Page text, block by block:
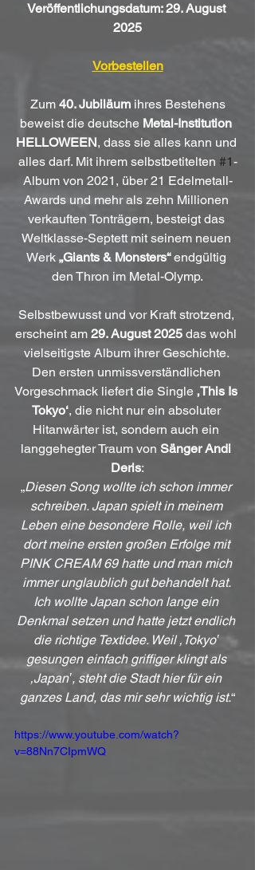
Veröffentlichungsdatum: 29. August
2025
Vorbestellen
Zum 40. Jubiläum ihres Bestehens
beweist die deutsche Metal-Institution
HELLOWEEN, dass sie alles kann und
alles darf. Mit ihrem selbstbetitelten #1-
Album von 2021, über 21 Edelmetall-
Awards und mehr als zehn Millionen
verkauften Tonträgern, besteigt das
Weltklasse-Septett mit seinem neuen
Werk „Giants & Monsters“ endgültig
den Thron im Metal-Olymp.
Selbstbewusst und vor Kraft strotzend,
erscheint am 29. August 2025 das wohl
vielseitigste Album ihrer Geschichte.
Den ersten unmissverständlichen
Vorgeschmack liefert die Single ‚This Is
Tokyo‘, die nicht nur ein absoluter
Hitanwärter ist, sondern auch ein
langgehegter Traum von Sänger Andi
Deris:
„Diesen Song wollte ich schon immer
schreiben. Japan spielt in meinem
Leben eine besondere Rolle, weil ich
dort meine ersten großen Erfolge mit
PINK CREAM 69 hatte und man mich
immer unglaublich gut behandelt hat.
Ich wollte Japan schon lange ein
Denkmal setzen und hatte jetzt endlich
die richtige Textidee. Weil ‚Tokyo‛
gesungen einfach griffiger klingt als
‚Japan‛, steht die Stadt hier für ein
ganzes Land, das mir sehr wichtig ist.“
https://www.youtube.com/watch?
v=88Nn7CIpmWQ